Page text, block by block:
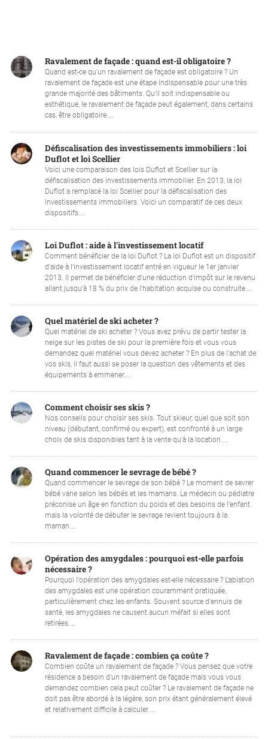
Ravalement de façade : quand est-il obligatoire ?
Quand est-ce qu'un ravalement de façade est obligatoire ? Un
ravalement de façade est une étape indispensable pour une très
grande majorité des bâtiments. Qu’il soit indispensable ou
esthétique, le ravalement de façade peut également, dans certains
cas, être obligatoire....
Défiscalisation des investissements immobiliers : loi
Duflot et loi Scellier
Voici une comparaison des lois Duflot et Scellier sur la
défiscalisation des investissements immobilier. En 2013, la loi
Duflot a remplacé la loi Scellier pour la défiscalisation des
investissements immobiliers. Voici un comparatif de ces deux
dispositifs....
Loi Duflot : aide à l'investissement locatif
Comment bénéficier de la loi Duflot ? La loi Duflot est un dispositif
d'aide à l'investissement locatif entré en vigueur le 1er janvier
2013. Il permet de bénéficier d'une réduction d'impôt sur le revenu
allant jusqu'à 18 % du prix de l'habitation acquise ou construite....
Quel matériel de ski acheter ?
Quel matériel de ski acheter ? Vous avez prévu de partir tester la
neige sur les pistes de ski pour la première fois et vous vous
demandez quel matériel vous devez acheter ? En plus de l'achat de
vos skis, il faut aussi se poser la question des vêtements et des
équipements à emmener....
Comment choisir ses skis ?
Nos conseils pour choisir ses skis. Tout skieur, quel que soit son
niveau (débutant, confirmé ou expert), est confronté à un large
choix de skis disponibles tant à la vente qu'à la location....
Quand commencer le sevrage de bébé ?
Quand commencer le sevrage de son bébé ? Le moment de sevrer
bébé varie selon les bébés et les mamans. Le médecin ou pédiatre
préconise un âge en fonction du poids et des besoins de l'enfant
mais la volonté de débuter le sevrage revient toujours à la
maman....
Opération des amygdales : pourquoi est-elle parfois
nécessaire ?
Pourquoi l'opération des amygdales est-elle nécessaire ? L'ablation
des amygdales est une opération couramment pratiquée,
particulièrement chez les enfants. Souvent source d'ennuis de
santé, les amygdales ne causent aucun méfait si elles sont
retirées....
Ravalement de façade : combien ça coûte ?
Combien coûte un ravalement de façade ? Vous pensez que votre
résidence a besoin d'un ravalement de façade mais vous vous
demandez combien cela peut coûter ? Le ravalement de façade ne
doit pas être abordé à la légère, son prix étant généralement élevé
et relativement difficile à calculer....